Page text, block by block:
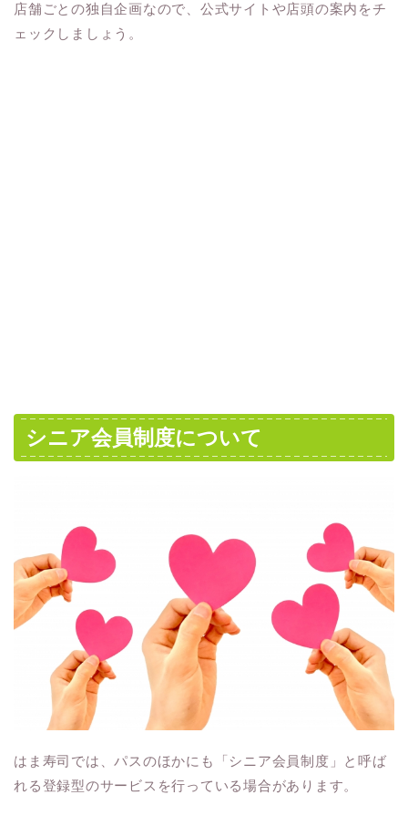
店舗ごとの独自企画なので、公式サイトや店頭の案内をチ
ェックしましょう。
シニア会員制度について
はま寿司では、パスのほかにも「シニア会員制度」と呼ば
れる登録型のサービスを行っている場合があります。